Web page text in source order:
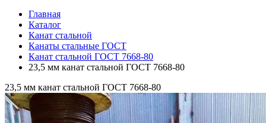
Главная
Каталог
Канат стальной
Канаты стальные ГОСТ
Канат стальной ГОСТ 7668-80
23,5 мм канат стальной ГОСТ 7668-80
23,5 мм канат стальной ГОСТ 7668-80